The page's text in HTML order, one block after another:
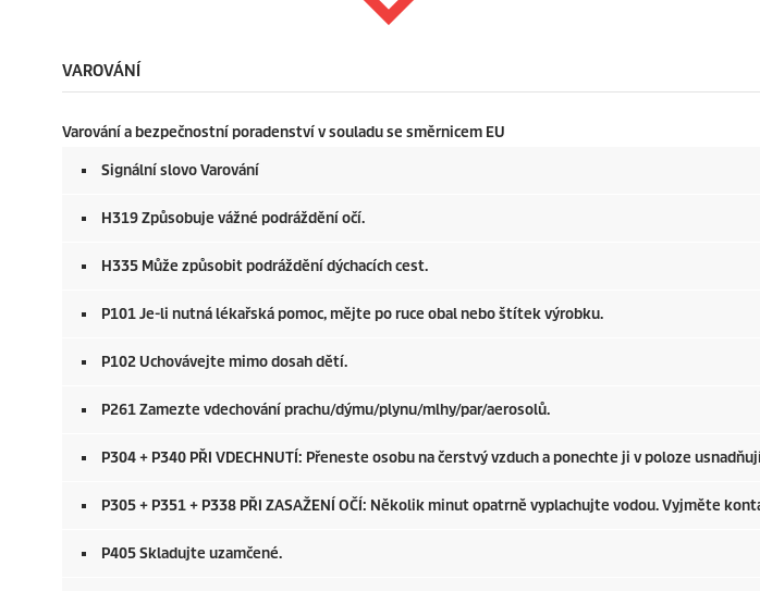
VAROVÁNÍ
Varování a bezpečnostní poradenství v souladu se směrnicem EU
Signální slovo Varování
H319 Způsobuje vážné podráždění očí.
H335 Může způsobit podráždění dýchacích cest.
P101 Je-li nutná lékařská pomoc, mějte po ruce obal nebo štítek výrobku.
P102 Uchovávejte mimo dosah dětí.
P261 Zamezte vdechování prachu/dýmu/plynu/mlhy/par/aerosolů.
P304 + P340 PŘI VDECHNUTÍ: Přeneste osobu na čerstvý vzduch a ponechte ji v poloze
P305 + P351 + P338 PŘI ZASAŽENÍ OČÍ: Několik minut opatrně vyplachujte vodou. Vyjměte
P405 Skladujte uzamčené.